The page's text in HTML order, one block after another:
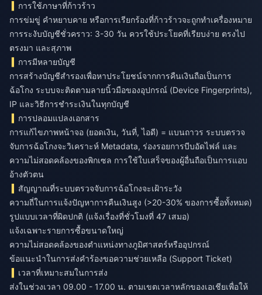
การใช้ภาษาที่ก้าวร้าว
การข่มขู่ คำหยาบคาย หรือการเรียกร้องที่ก้าวร้าวจะถูกทำเครื่องหมาย
การระงับบัญชีชั่วคราว: 3-30 วัน ควรใช้ประโยคที่เรียบง่าย ตรงไป
ตรงมา และสุภาพ
การมีหลายบัญชี
การสร้างบัญชีสำรองเพื่อหาประโยชน์จากการคืนเงินถือเป็นการ
ฉ้อโกง ระบบจะติดตามลายนิ้วมือของอุปกรณ์ (Device Fingerprints),
IP และวิธีการชำระเงินในทุกบัญชี
การปลอมแปลงเอกสาร
การแก้ไขภาพหน้าจอ (ยอดเงิน, วันที่, ไอดี) = แบนถาวร ระบบตรวจ
จับการฉ้อโกงจะวิเคราะห์ Metadata, ร่องรอยการบีบอัดไฟล์ และ
ความไม่สอดคล้องของพิกเซล การใช้ใบเสร็จของผู้อื่นถือเป็นการแอบ
อ้างตัวตน
สัญญาณที่ระบบตรวจจับการฉ้อโกงจะเฝ้าระวัง
ความถี่ในการแจ้งปัญหาการคืนเงินสูง (>20-30% ของการซื้อทั้งหมด)
รูปแบบเวลาที่ผิดปกติ (แจ้งเรื่องที่ชั่วโมงที่ 47 เสมอ)
แจ้งเฉพาะรายการซื้อขนาดใหญ่
ความไม่สอดคล้องของตำแหน่งทางภูมิศาสตร์หรืออุปกรณ์
ข้อแนะนำในการส่งคำร้องขอความช่วยเหลือ (Support Ticket)
เวลาที่เหมาะสมในการส่ง
ส่งในช่วงเวลา 09.00 - 17.00 น. ตามเขตเวลาหลักของเอเชียเพื่อให้